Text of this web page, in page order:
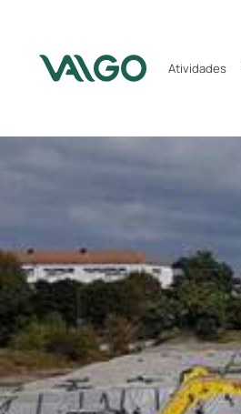
Atividades